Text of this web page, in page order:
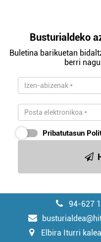
Busturialdeko
Buletina barikuetan
berri
Pribatutasun
94-627
Elbira Iturri